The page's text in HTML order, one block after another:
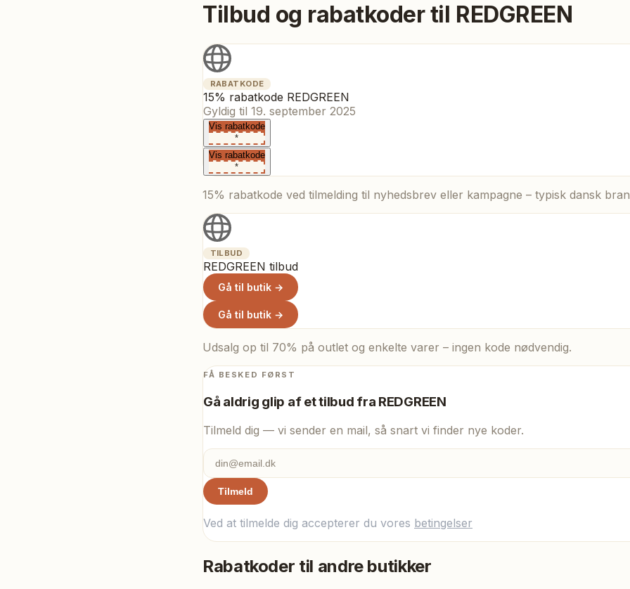
Tilbud og rabatkoder til REDGREEN
RABATKODE
15% rabatkode REDGREEN
Gyldig til 19. september 2025
Vis rabatkode
*
Vis rabatkode
*
15% rabatkode ved tilmelding til nyhedsbrev eller kampagne – typisk dansk
TILBUD
REDGREEN tilbud
Gå til butik →
Gå til butik →
Udsalg op til 70% på outlet og enkelte varer – ingen kode nødvendig.
FÅ BESKED FØRST
Gå aldrig glip af et tilbud fra REDGREEN
Tilmeld dig — vi sender en mail, så snart vi finder nye koder.
Tilmeld
Ved at tilmelde dig accepterer du vores betingelser
Rabatkoder til andre butikker